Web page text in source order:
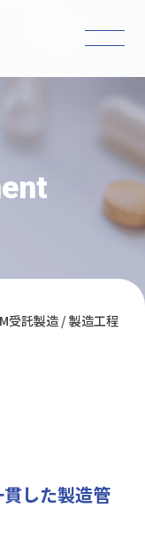
受託製造 製造工程
貫した製造管